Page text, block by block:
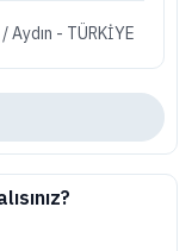
Aydın - TÜRKİYE